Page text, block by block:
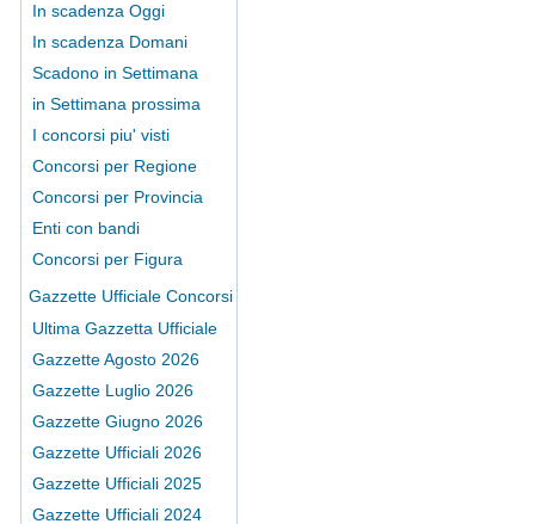
In scadenza Oggi
In scadenza Domani
Scadono in Settimana
in Settimana prossima
I concorsi piu' visti
Concorsi per Regione
Concorsi per Provincia
Enti con bandi
Concorsi per Figura
Gazzette Ufficiale Concorsi
Ultima Gazzetta Ufficiale
Gazzette Agosto 2026
Gazzette Luglio 2026
Gazzette Giugno 2026
Gazzette Ufficiali 2026
Gazzette Ufficiali 2025
Gazzette Ufficiali 2024